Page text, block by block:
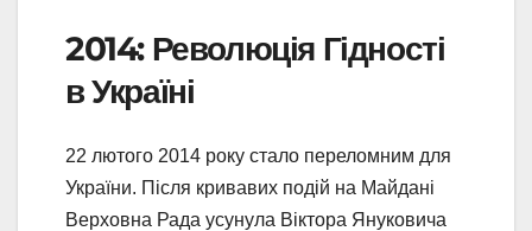
2014: Революція Гідності
в Україні
22 лютого 2014 року стало переломним для
України. Після кривавих подій на Майдані
Верховна Рада усунула Віктора Януковича